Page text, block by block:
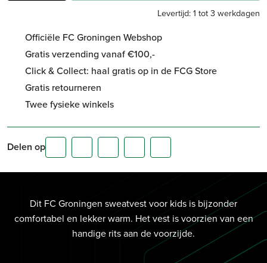
Levertijd: 1 tot 3 werkdagen
Officiële FC Groningen Webshop
Gratis verzending vanaf €100,-
Click & Collect: haal gratis op in de FCG Store
Gratis retourneren
Twee fysieke winkels
Delen op
Dit FC Groningen sweatvest voor kids is bijzonder
comfortabel en lekker warm. Het vest is voorzien van een
handige rits aan de voorzijde.